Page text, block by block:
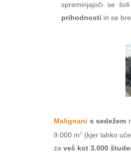
spreminjajoči se
prihodnosti in se
Malignani s sedežem
9.000 m2 (kjer lahko
za več kot 3.000